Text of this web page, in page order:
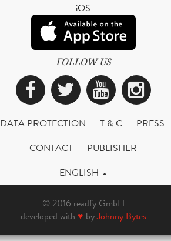
iOS
FOLLOW US
Facebook
Twitter
DATA PROTECTION T & C
PRESS
CONTACT
PUBLISHER
ENGLISH
© 2016 readfy GmbH
developed with ♥ byJohnny Bytes